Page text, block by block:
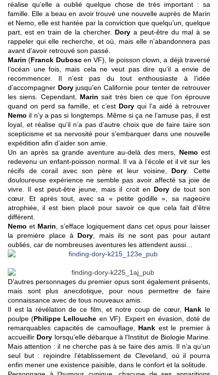
réalise qu’elle a oublié quelque chose de très important : sa
famille. Elle a beau en avoir trouvé une nouvelle auprès de Marin
et Nemo, elle est hantée par la conviction que quelqu’un, quelque
part, est en train de la chercher. Dory a peut-être du mal à se
rappeler qui elle recherche, et où, mais elle n’abandonnera pas
avant d’avoir retrouvé son passé.
Marin (Franck Duboscen VF), le poisson clown, a déjà traversé
l’océan une fois, mais cela ne veut pas dire qu’il a envie de
recommencer. Il n’est pas du tout enthousiaste à l’idée
d’accompagner Doryjusqu’en Californie pour tenter de retrouver
les siens. Cependant, Marin sait très bien ce que l’on éprouve
quand on perd sa famille, et c’est Dory qui l’a aidé à retrouver
Nemo il n’y a pas si longtemps. Même si ça ne l’amuse pas, il est
loyal, et réalise qu’il n’a pas d’autre choix que de faire taire son
scepticisme et sa nervosité pour s’embarquer dans une nouvelle
expédition afin d’aider son amie.
Un an après sa grande aventure au-delà des mers, Nemo est
redevenu un enfant-poisson normal. Il va à l’école et il vit sur les
récifs de corail avec son père et leur voisine, Dory . Cette
douloureuse expérience ne semble pas avoir affecté sa joie de
vivre. Il est peut-être jeune, mais il croit en Doryde tout son
cœur. Et après tout, avec sa « petite godille », sa nageoire
atrophiée, il est bien placé pour savoir ce que cela fait d’être
différent.
Nemo et Marin , s’efface logiquement dans cet opus pour laisser
la première place à Dory , mais ils ne sont pas pour autant
oubliés, car de nombreuses aventures les attendent aussi…
D’autres personnages du premier opus sont également présents,
mais sont plus anecdotique, pour nous permettre de faire
connaissance avec de tous nouveaux amis.
Il est la révélation de ce film, et notre coup de cœur, Hank le
poulpe (Philippe Lellouche en VF). Expert en évasion, doté de
remarquables capacités de camouflage, Hank est le premier à
accueillir Dory lorsqu’elle débarque à l’Institut de Biologie Marine.
Mais attention : il ne cherche pas à se faire des amis. Il n’a qu’un
seul but : rejoindre l’établissement de Cleveland, où il pourra
enfin mener une existence paisible, dans le confort et la solitude.